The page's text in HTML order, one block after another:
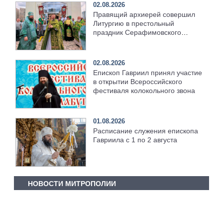
02.08.2026
Правящий архиерей совершил
Литургию в престольный
праздник Серафимовского
02.08.2026
Епископ Гавриил принял участие
в открытии Всероссийского
фестиваля колокольного звона
01.08.2026
Расписание служения епископа
Гавриила с 1 по 2 августа
НОВОСТИ МИТРОПОЛИИ